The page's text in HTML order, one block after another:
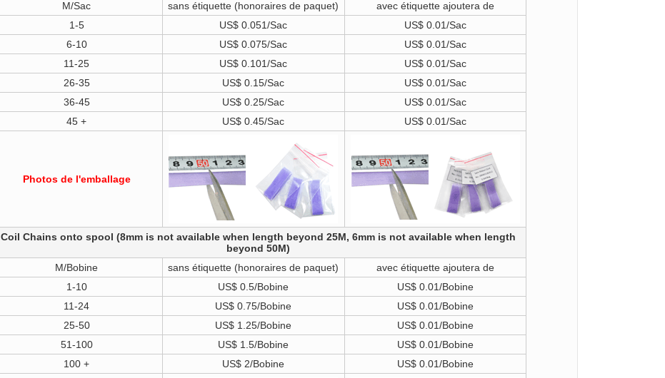
M/Sac
sans étiquette (honoraires de paquet)
avec étiquette ajoutera de
1-5
US$ 0.051/Sac
US$ 0.01/Sac
6-10
US$ 0.075/Sac
US$ 0.01/Sac
11-25
US$ 0.101/Sac
US$ 0.01/Sac
26-35
US$ 0.15/Sac
US$ 0.01/Sac
36-45
US$ 0.25/Sac
US$ 0.01/Sac
45 +
US$ 0.45/Sac US$ 0.01/Sac
Photos de l'emballage
Coil Chains onto spool (8mm is not available when length beyond 25M, 6mm is not available when length
beyond 50M)
M/Bobine
sans étiquette (honoraires de paquet)
avec étiquette ajoutera de
1-10
US$ 0.5/Bobine
US$ 0.01/Bobine
11-24
US$ 0.75/Bobine
US$ 0.01/Bobine
25-50
US$ 1.25/Bobine
US$ 0.01/Bobine
51-100
US$ 1.5/Bobine
US$ 0.01/Bobine
100 +
US$ 2/Bobine US$ 0.01/Bobine